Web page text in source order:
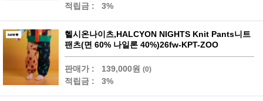
적립금 : 3%
헬시온나이츠,HALCYON NIGHTS Knit Pants니트
팬츠(면 60% 나일론 40%)26fw-KPT-ZOO
판매가 : 139,000원 (0)
적립금 : 3%